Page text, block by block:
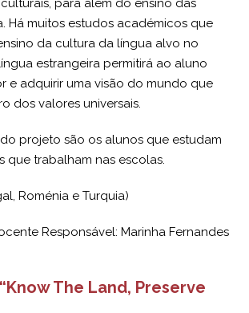
para além do ensino das
Há muitos estudos académicos que
da cultura da língua alvo no
estrangeira permitirá ao aluno
e adquirir uma visão do mundo que
dos valores universais.
projeto são os alunos que estudam
que trabalham nas escolas.
Roménia e Turquia)
Responsável: Marinha Fernandes
“Know The Land, Preserve